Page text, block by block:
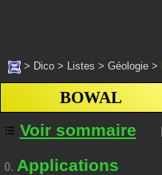
> Dico > Listes > Géologie >
BOWAL
Voir sommaire
0. Applications